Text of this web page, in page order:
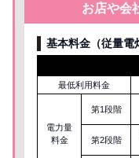
お店や会
基本料金（従量電
最低利用料金
電力量
料金
第1段階
第2段階